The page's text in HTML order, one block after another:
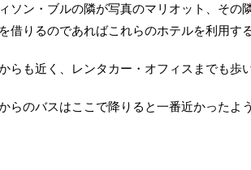
ソン・ブルの隣が写真のマリオット、その
借りるのであればこれらのホテルを利用す
らも近く、レンタカー・オフィスまでも歩
らのバスはここで降りると一番近かったよう